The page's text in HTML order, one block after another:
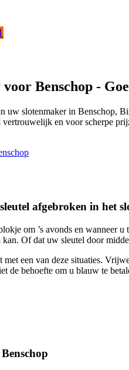
Benschop -
uw slotenmaker in Benschop,
en voor scherpe
afgebroken in het
om ’s avonds en wanneer
Of dat uw sleutel door
een van deze situaties.
de behoefte om u blauw te